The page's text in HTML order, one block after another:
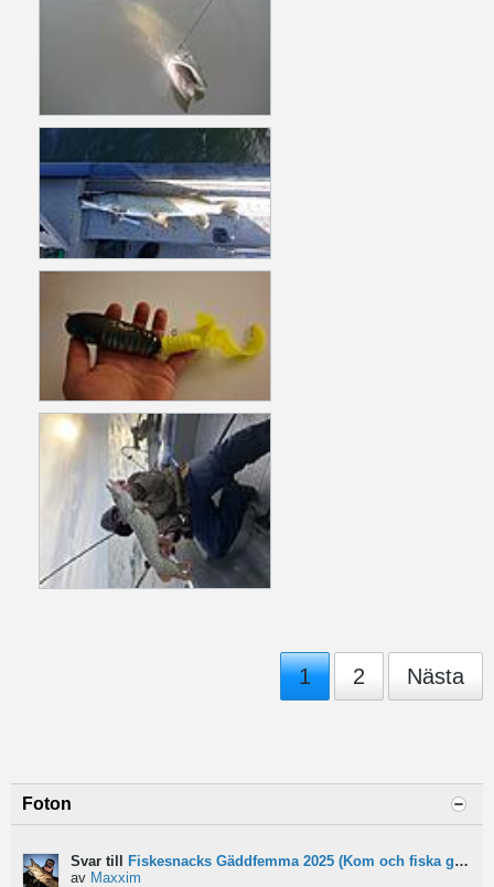
1 2 Nästa
Foton
Svar till Fiskesnacks Gäddfemma 2025 (Kom och fiska gädda med oss!)
av Maxxim